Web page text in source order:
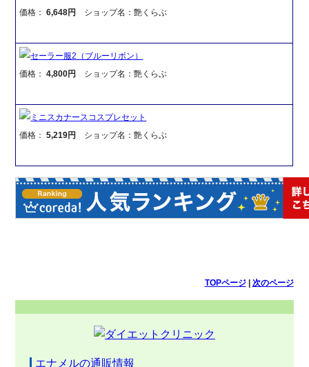
価格：6,648円 ショップ名：艶くらぶ
セーラー服2（ブルーリボン）
価格：4,800円 ショップ名：艶くらぶ
ミニスカナースコスプレセット
価格：5,219円 ショップ名：艶くらぶ
TOPページ| 次のページ
エナメルの通販情報